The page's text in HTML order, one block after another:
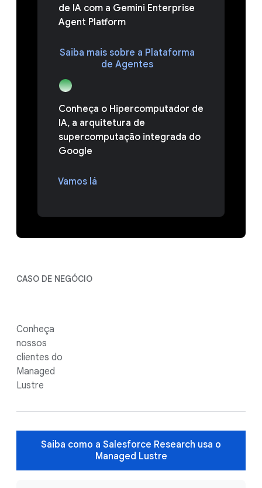
de IA com a Gemini Enterprise
Agent Platform
Saiba mais sobre a Plataforma
de Agentes
Conheça o Hipercomputador de
IA, a arquitetura de
supercomputação integrada do
Google
Vamos lá
CASO DE NEGÓCIO
Conheça
nossos
clientes do
Managed
Lustre
Saiba como a Salesforce Research usa o
Managed Lustre